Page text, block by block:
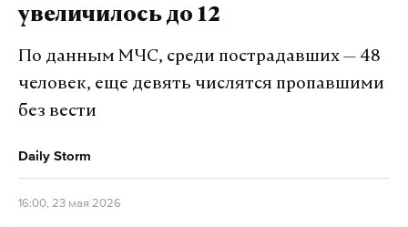
увеличилось до 12
По данным МЧС, среди пострадавших — 48
человек, еще девять числятся пропавшими
без вести
Daily Storm
16:00, 23 мая 2026